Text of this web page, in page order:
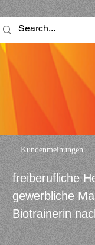
Kundenmeinungen
freiberufliche
gewerbliche
Biotrainerin